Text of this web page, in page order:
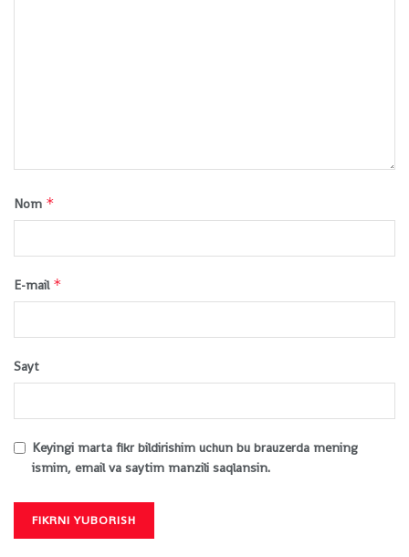
Nom *
E-mail *
Sayt
Keyingi marta fikr bildirishim uchun bu brauzerda mening
ismim, email va saytim manzili saqlansin.